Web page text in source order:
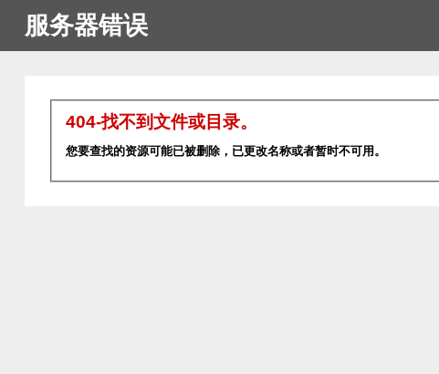
服务器错误
404-找不到文件或目录。
您要查找的资源可能已被删除，已更改名称或者暂时不可用。